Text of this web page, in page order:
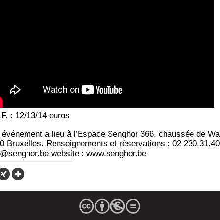
: 12/13/14 euros
a lieu à l’Espace Sen­ghor 366, chaus­sée de
Bruxelles. Ren­sei­gne­ments et réser­va­tions : 02
web­site : www.senghor.be